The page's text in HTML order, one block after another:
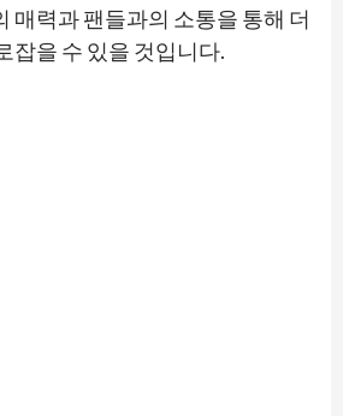
매력과 팬들과의 소통을 통해 더
잡을 수 있을 것입니다.